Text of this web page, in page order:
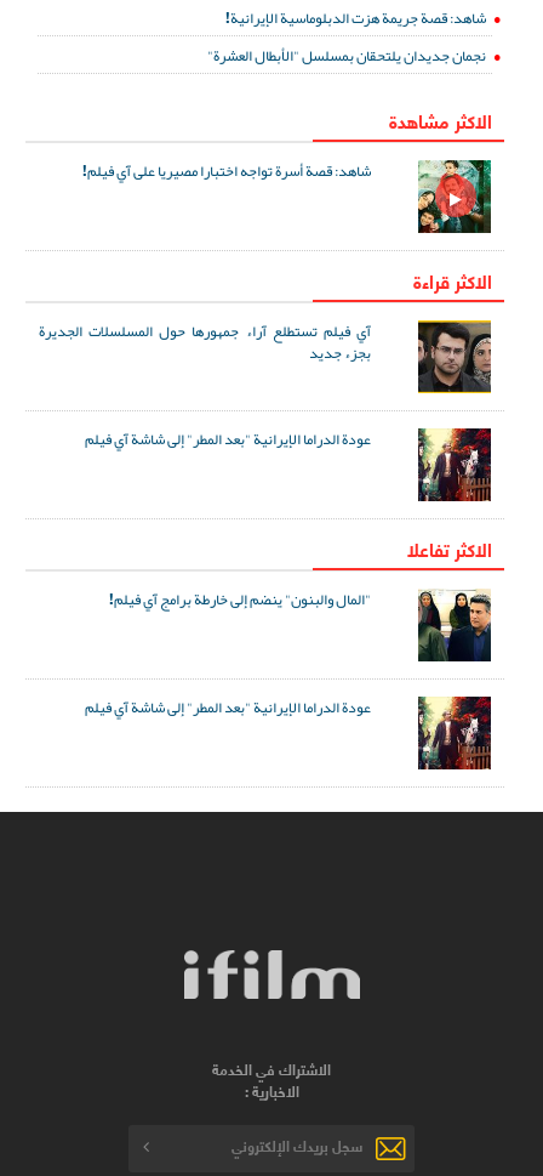
شاهد: قصة جريمة هزت الدبلوماسية الإيرانية!
نجمان جديدان يلتحقان بمسلسل "الأبطال العشرة"
الاكثر مشاهدة
شاهد: قصة أسرة تواجه اختبارا مصيريا على آي فيلم!
الاكثر قراءة
آي فيلم تستطلع آراء جمهورها حول المسلسلات الجديرة
بجزء جديد
عودة الدراما الإيرانية "بعد المطر" إلى شاشة آي فيلم
الاکثر تفاعلا
"المال والبنون" ينضم إلى خارطة برامج آي فيلم!
عودة الدراما الإيرانية "بعد المطر" إلى شاشة آي فيلم
الاشتراك في الخدمة
الاخبارية :